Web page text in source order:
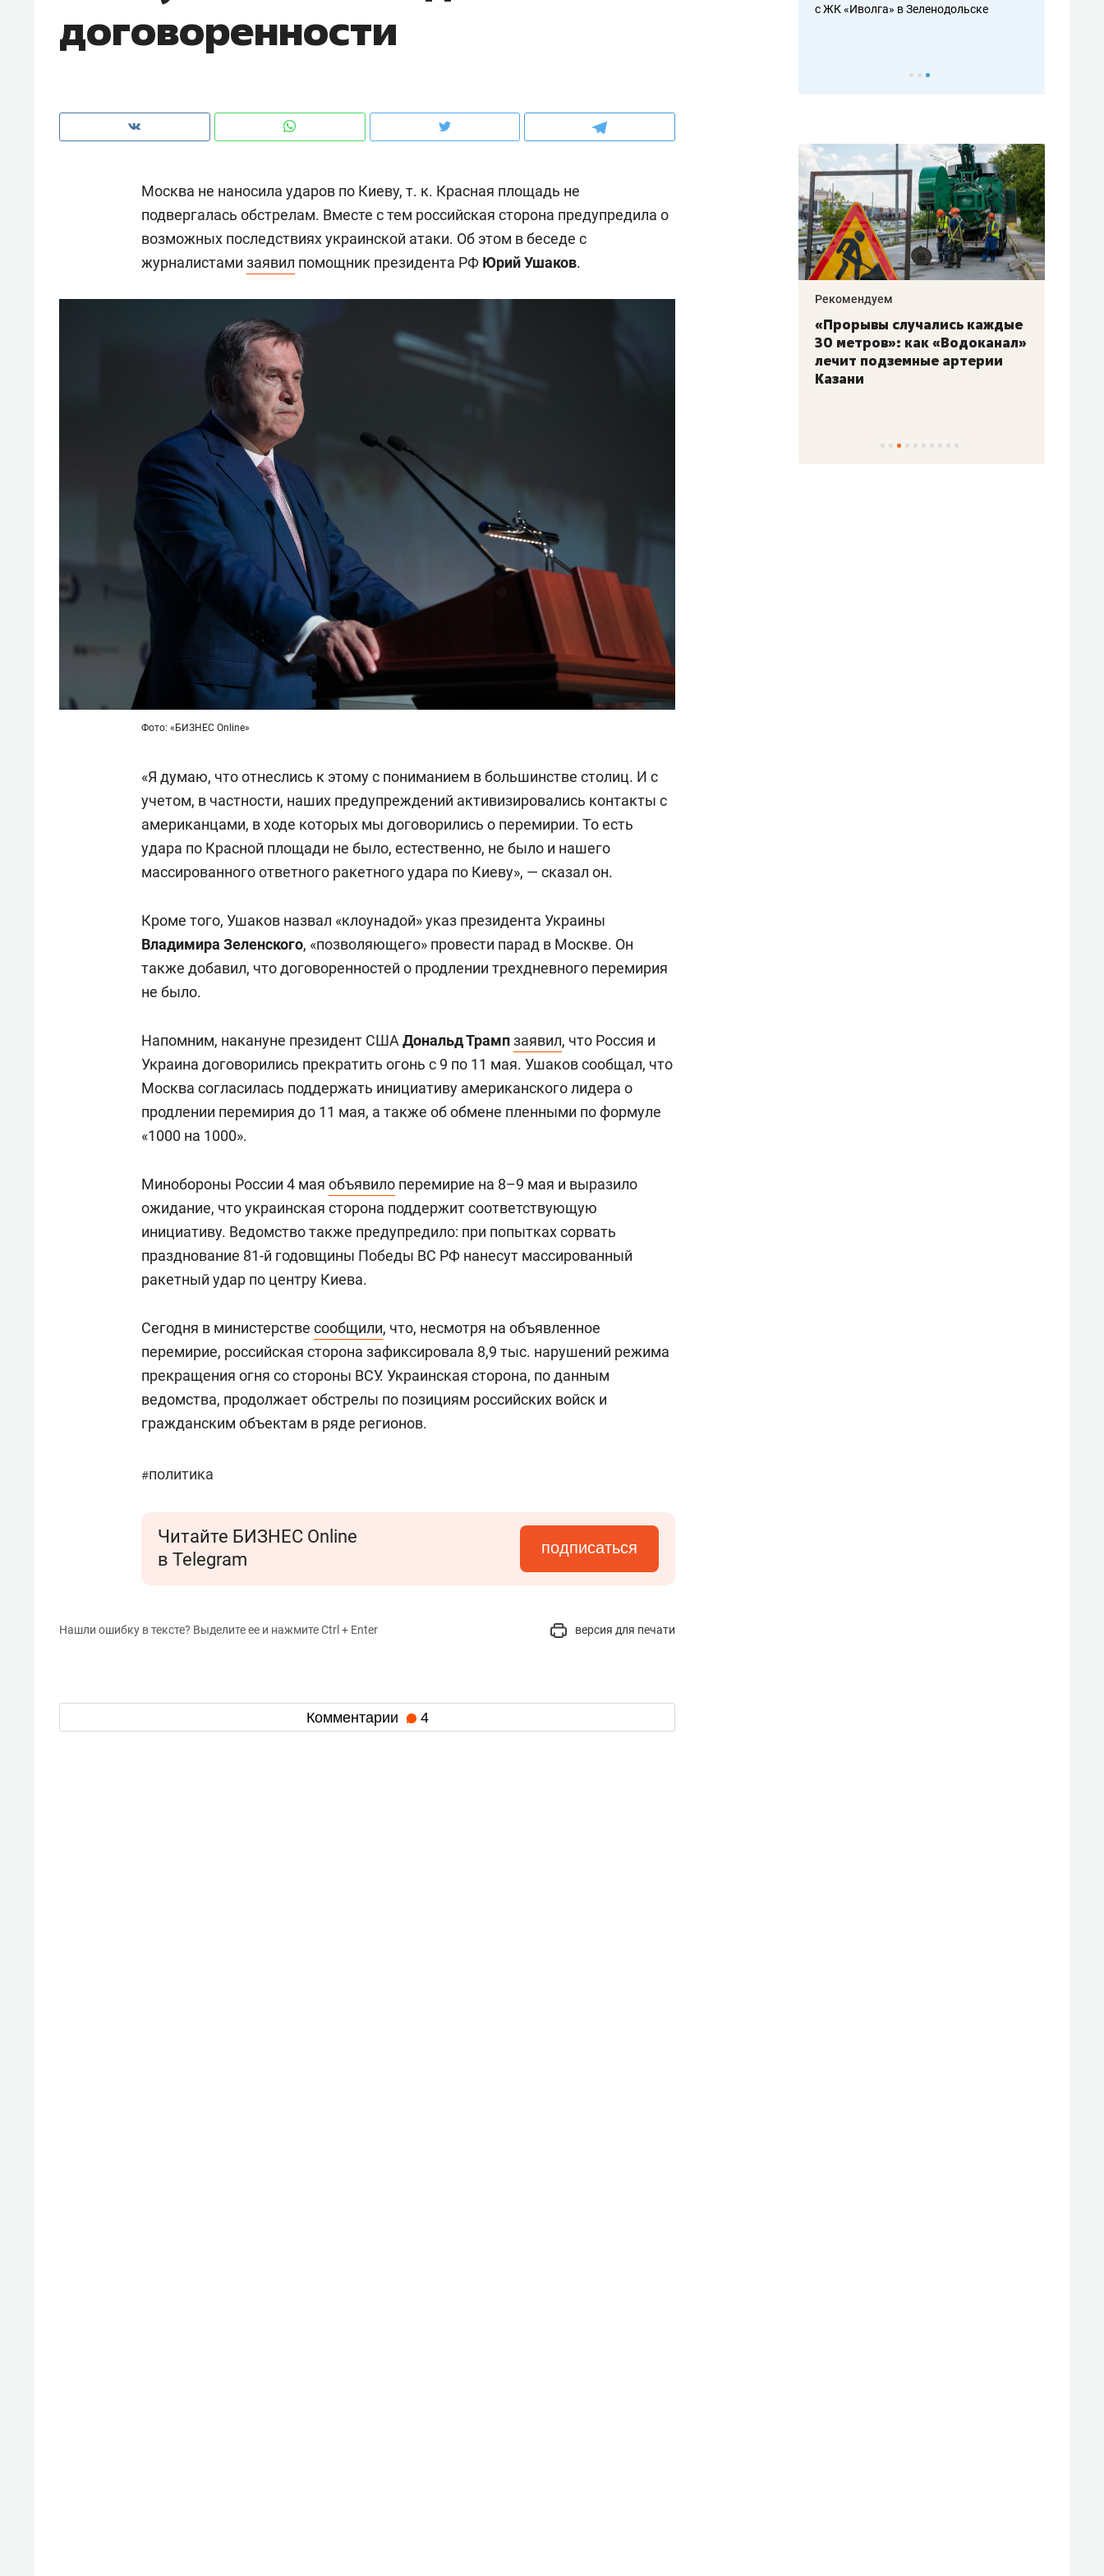
договоренности
Москва не наносила ударов по Киеву, т. к. Красная площадь не
подвергалась обстрелам. Вместе с тем российская сторона предупредила о
возможных последствиях украинской атаки. Об этом в беседе с
журналистами заявил помощник президента РФ Юрий Ушаков.
Фото: «БИЗНЕС Online»
«Я думаю, что отнеслись к этому с пониманием в большинстве столиц. И с
учетом, в частности, наших предупреждений активизировались контакты с
американцами, в ходе которых мы договорились о перемирии. То есть
удара по Красной площади не было, естественно, не было и нашего
массированного ответного ракетного удара по Киеву», — сказал он.
Кроме того, Ушаков назвал «клоунадой» указ президента Украины
Владимира Зеленского, «позволяющего» провести парад в Москве. Он
также добавил, что договоренностей о продлении трехдневного перемирия
не было.
Напомним, накануне президент США Дональд Трампзаявил, что Россия и
Украина договорились прекратить огонь с 9 по 11 мая. Ушаков сообщал, что
Москва согласилась поддержать инициативу американского лидера о
продлении перемирия до 11 мая, а также об обмене пленными по формуле
«1000 на 1000».
Минобороны России 4 мая объявило перемирие на 8–9 мая и выразило
ожидание, что украинская сторона поддержит соответствующую
инициативу. Ведомство также предупредило: при попытках сорвать
празднование 81-й годовщины Победы ВС РФ нанесут массированный
ракетный удар по центру Киева.
Сегодня в министерстве сообщили, что, несмотря на объявленное
перемирие, российская сторона зафиксировала 8,9 тыс. нарушений режима
прекращения огня со стороны ВСУ. Украинская сторона, по данным
ведомства, продолжает обстрелы по позициям российских войск и
гражданским объектам в ряде регионов.
#политика
Читайте БИЗНЕС Online
в Telegram
подписаться
Нашли ошибку в тексте? Выделите ее и нажмите Ctrl + Enter версия для печати
Комментарии 4
с ЖК «Иволга» в Зеленодольске
Рекомендуем
«В банкротствах сегодня
ищут не активы, а людей,
которые ими управляли. Они
Рекомендуем
природе, работа
с ментальным и физическим
состоянием как основа
Рекомендуем Рекомендуем
«Прорывы случались каждые
30 метров»: как «Водоканал»
лечит подземные артерии
Казани